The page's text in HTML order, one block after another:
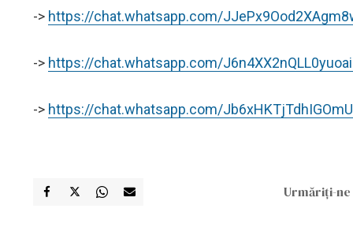
-> https://chat.whatsapp.com/
-> https://chat.whatsapp.com/
-> https://chat.whatsapp.com/
Urmăriți-ne